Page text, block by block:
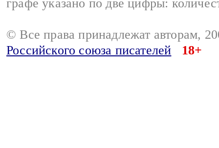
графе указано по две цифры:
© Все права принадлежат авторам,
Российского союза писателей
18+